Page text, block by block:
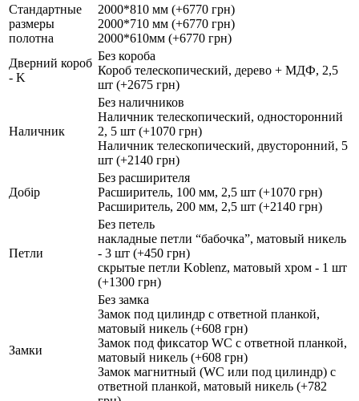
Стандартные
размеры
полотна
2000*810 мм (+6770 грн)
2000*710 мм (+6770 грн)
2000*610мм (+6770 грн)
Дверний короб
- K
Без короба
Короб телескопический, дерево + МДФ, 2,5
шт (+2675 грн)
Наличник
Без наличников
Наличник телескопический, односторонний
2, 5 шт (+1070 грн)
Наличник телескопический, двусторонний, 5
шт (+2140 грн)
Добір
Без расширителя
Расширитель, 100 мм, 2,5 шт (+1070 грн)
Расширитель, 200 мм, 2,5 шт (+2140 грн)
Петли
Без петель
накладные петли “бабочка”, матовый никель
- 3 шт (+450 грн)
скрытые петли Koblenz, матовый хром - 1 шт
(+1300 грн)
Замки
Без замка
Замок под цилиндр с ответной планкой,
матовый никель (+608 грн)
Замок под фиксатор WC с ответной планкой,
матовый никель (+608 грн)
Замок магнитный (WC или под цилиндр) с
ответной планкой, матовый никель (+782